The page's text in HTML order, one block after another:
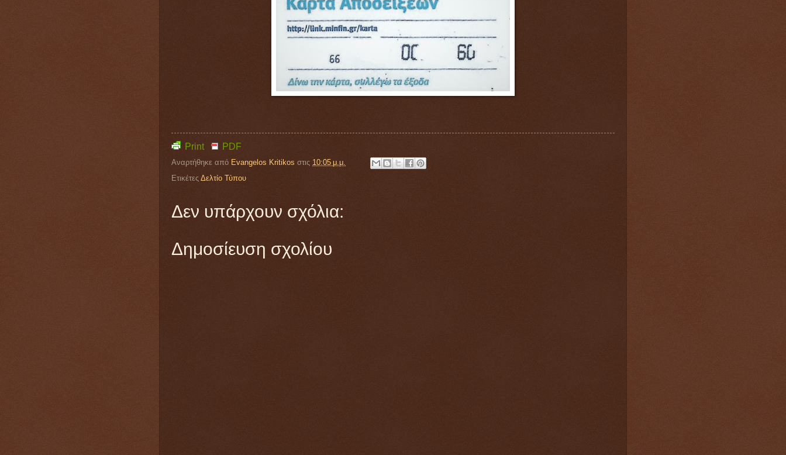
Print PDF
Αναρτήθηκε από Evangelos Kritikos στις 10:05 μ.μ.
Ετικέτες Δελτίο Τύπου
Δεν υπάρχουν σχόλια:
Δημοσίευση σχολίου